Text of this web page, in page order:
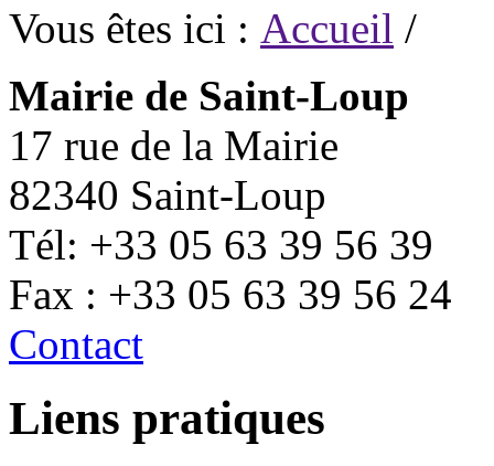
Vous êtes ici : Accueil /
Mairie de Saint-Loup
17 rue de la Mairie
82340 Saint-Loup
Tél: +33 05 63 39 56 39
Fax : +33 05 63 39 56 24
Contact
Liens pratiques